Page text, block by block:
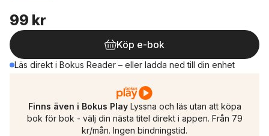
99 kr
Köp e-bok
Läs direkt i Bokus Reader – eller ladda ned till din enhet
Finns även i Bokus Play Lyssna och läs utan att köpa
bok för bok - välj din nästa titel direkt i appen. Från 79
kr/mån. Ingen bindningstid.